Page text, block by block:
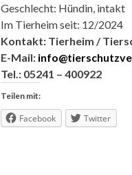
Geschlecht: Hündin, intakt
Im Tierheim seit: 12/2024
Kontakt: Tierheim /
E-Mail:
Tel.: 05241 – 400922
Teilen mit:
Facebook Twitter